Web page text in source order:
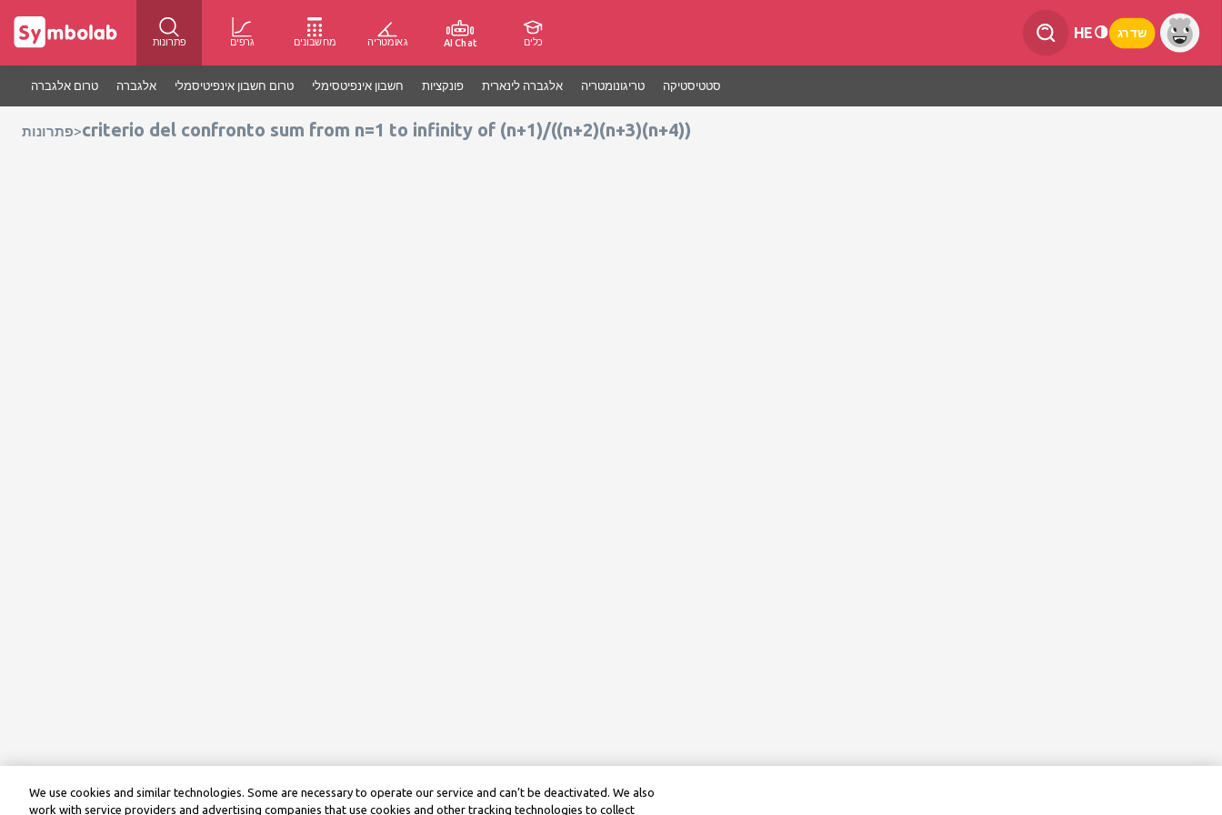
פתרונות גרפים מחשבונים גאומטריה AI Chat כלים
HE שדרג
טרום אלגברה אלגברה טרום חשבון אינפיטיסמלי חשבון אינפיטסימלי פונקציות אלגברה לינארית טריגונומטריה סטטיסטיקה
פתרונות>criterio del confronto sum from n=1 to infinity of (n+1)/((n+2)(n+3)(n+4))
We use cookies and similar technologies. Some are necessary to operate our service and can’t be deactivated. We also
work with service providers and advertising companies that use cookies and other tracking technologies to collect